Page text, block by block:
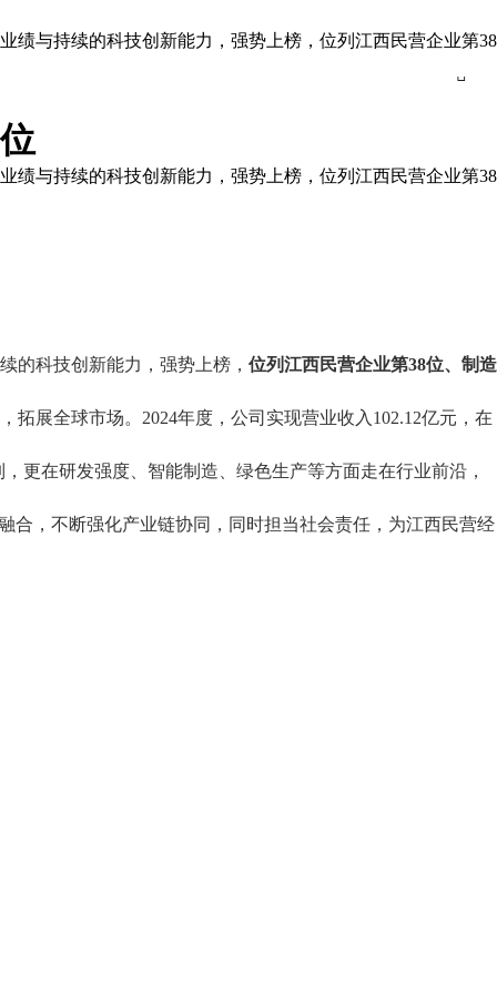
绩与持续的科技创新能力，强势上榜，位列江西民营企业第38

绩与持续的科技创新能力，强势上榜，位列江西民营企业第38
的科技创新能力，强势上榜， 位列江西民营企业第38位、制造
拓展全球市场。 2024年度，公司实现营业收入102.12亿元，在
更在研发强度、智能制造、绿色生产等方面走在行业前沿，
合，不断强化产业链协同， 同时担当社会责任， 为江西民营经